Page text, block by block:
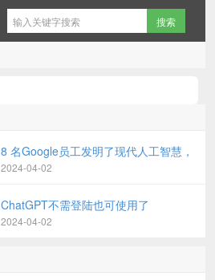
8 名Google员工发明了现代人工智慧，
2024-04-02
ChatGPT不需登陆也可使用了
2024-04-02